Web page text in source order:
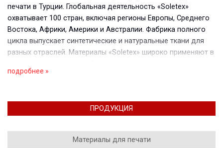
печати в Турции. Глобальная деятельность «Soletex»
охватывает 100 стран, включая регионы Европы, Среднего
Востока, Африки, Америки и Австралии. Фабрика полного
цикла выпускает синтетические и натуральные ткани для
разных отраслей. Материалы «Soletex» широко применяют в
всех видов цифровой печати: UV, сольвентной,
подробнее »
ПРОДУКЦИЯ
Материалы для печати